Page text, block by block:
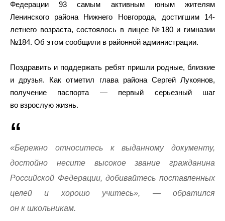
Федерации 93 самым активным юным жителям
Ленинского района Нижнего Новгорода, достигшим 14-
летнего возраста, состоялось в лицее №180 и гимназии
№184. Об этом сообщили в районной администрации.
Поздравить и поддержать ребят пришли родные, близкие
и друзья. Как отметил глава района Сергей Лукоянов,
получение паспорта — первый серьезный шаг
во взрослую жизнь.
«Бережно относитесь к выданному документу,
достойно несите высокое звание гражданина
Российской Федерации, добивайтесь поставленных
целей и хорошо учитесь», — обратился
он к школьникам.